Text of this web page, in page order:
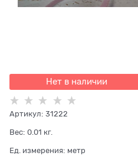
Нет в наличии
Артикул: 31222
Вес: 0.01 кг.
Ед. измерения: метр